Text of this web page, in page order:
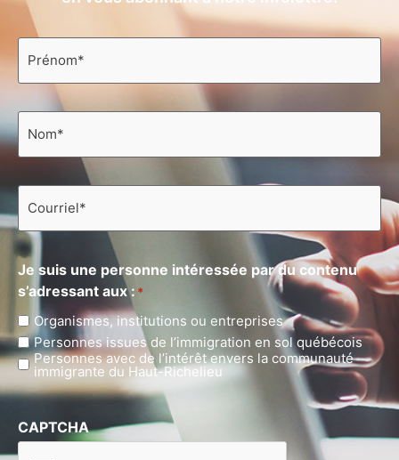
Prénom
Nom
Courriel
Je suis une personne intéressée par du contenu
s’adressant aux : *
Organismes, institutions ou entreprises
Personnes issues de l’immigration en sol québécois
Personnes avec de l’intérêt envers la communauté
immigrante du Haut-Richelieu
CAPTCHA